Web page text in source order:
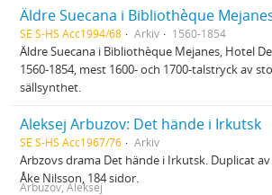
Äldre Suecana i Bibliothèque
SE S-HS Acc1994/68 Arkiv 1560-1854
Äldre Suecana i Bibliothèque Mejanes, Hotel
1560-1854, mest 1600- och 1700-talstryck av
sällsynthet.
Aleksej Arbuzov: Det hände i Irkutsk
SE S-HS Acc1967/76 Arkiv
Arbzovs drama Det hände i Irkutsk. Duplicat
Åke Nilsson, 184 sidor.
Arbuzov, Aleksej